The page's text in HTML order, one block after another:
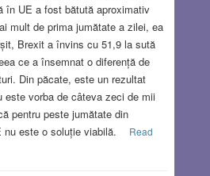
în UE a fost bătută aproximativ
mult de prima jumătate a zilei, ea
Brexit a învins cu 51,9 la sută
ce a însemnat o diferență de
Din păcate, este un rezultat
este vorba de câteva zeci de mii
pentru peste jumătate din
nu este o soluție viabilă.
Read